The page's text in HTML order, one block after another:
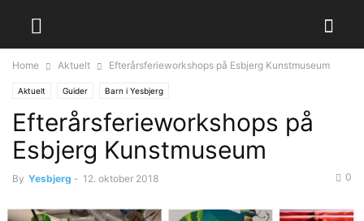
Home Aktuelt Efterårsferieworkshops på Esbjerg Kunstmuseum
Aktuelt Guider Barn i Yesbjerg
Efterårsferieworkshops på
Esbjerg Kunstmuseum
By Yesbjerg - 12. oktober 2018 0